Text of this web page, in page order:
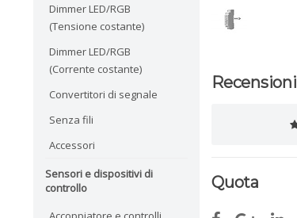
Dimmer LED/RGB
(Tensione costante)
Dimmer LED/RGB
(Corrente costante)
Convertitori di segnale
Senza fili
Accessori
Sensori e dispositivi di
controllo
Recensioni
Quota